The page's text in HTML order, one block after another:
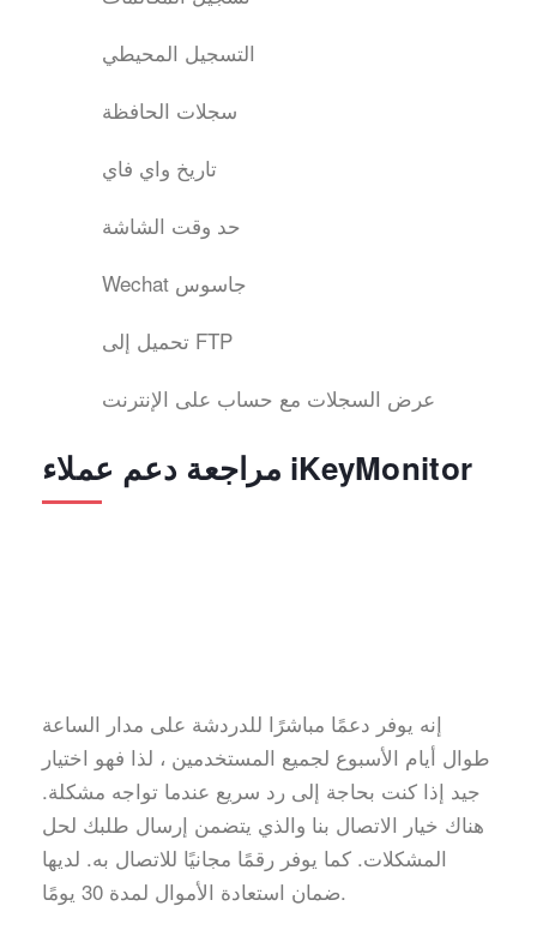
التسجيل المحيطي
سجلات الحافظة
تاريخ واي فاي
حد وقت الشاشة
Wechat جاسوس
تحميل إلى FTP
عرض السجلات مع حساب على الإنترنت
مراجعة دعم عملاء iKeyMonitor
إنه يوفر دعمًا مباشرًا للدردشة على مدار الساعة
طوال أيام الأسبوع لجميع المستخدمين ، لذا فهو اختيار
جيد إذا كنت بحاجة إلى رد سريع عندما تواجه مشكلة.
هناك خيار الاتصال بنا والذي يتضمن إرسال طلبك لحل
المشكلات. كما يوفر رقمًا مجانيًا للاتصال به. لديها
ضمان استعادة الأموال لمدة 30 يومًا.